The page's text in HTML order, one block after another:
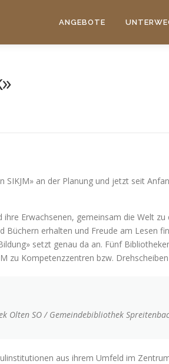
ANGEBOTE
an der Planung und jetzt seit
Erwachsenen, gemeinsam die Welt
Büchern erhalten und Freude am Lesen
setzt genau da an. Fünf
zu Kompetenzzentren bzw.
SO / Gemeindebibliothek
aus ihrem Umfeld im